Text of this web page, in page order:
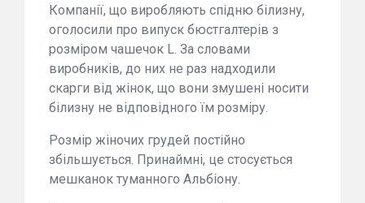
Компанії, що виробляють спідню білизну,
оголосили про випуск бюстгалтерів з
розміром чашечок L. За словами
виробників, до них не раз надходили
скарги від жінок, що вони змушені носити
білизну не відповідного їм розміру.
Розмір жіночих грудей постійно
збільшується. Принаймні, це стосується
мешканок туманного Альбіону.